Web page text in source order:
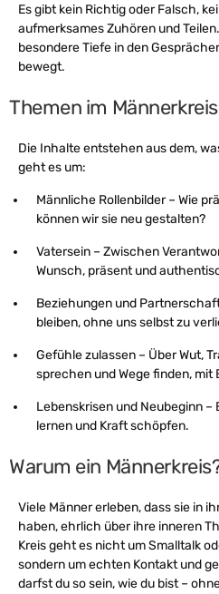
Es gibt kein Richtig oder Falsch,
aufmerksames Zuhören und
besondere Tiefe in den
bewegt.
Themen im Männerkreis
Die Inhalte entstehen aus dem,
geht es um:
Männliche Rollenbilder – Wie
können wir sie neu gestalten?
Vatersein – Zwischen
Wunsch, präsent und
Beziehungen und
bleiben, ohne uns selbst zu
Gefühle zulassen – Über Wut,
sprechen und Wege finden,
Lebenskrisen und Neubeginn
lernen und Kraft schöpfen.
Warum ein
Viele Männer erleben, dass sie in
haben, ehrlich über ihre inneren
Kreis geht es nicht um Smalltalk
sondern um echten Kontakt und
darfst du so sein, wie du bist –